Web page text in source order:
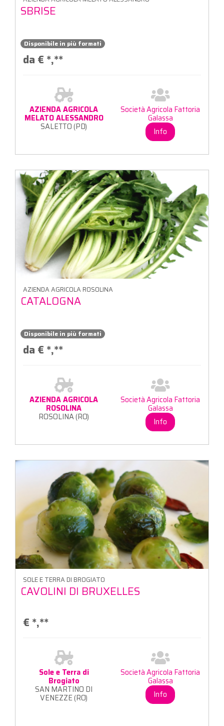
SBRISE
Disponibile in più formati
da € *,**
AZIENDA AGRICOLA
MELATO ALESSANDRO
SALETTO (PD)
Società Agricola Fattoria
Galassa
Info
AZIENDA AGRICOLA ROSOLINA
CATALOGNA
Disponibile in più formati
da € *,**
AZIENDA AGRICOLA
ROSOLINA
ROSOLINA (RO)
Società Agricola Fattoria
Galassa
Info
SOLE E TERRA DI BROGIATO
CAVOLINI DI BRUXELLES
€ *,**
Sole e Terra di
Brogiato
SAN MARTINO DI
VENEZZE (RO)
Società Agricola Fattoria
Galassa
Info